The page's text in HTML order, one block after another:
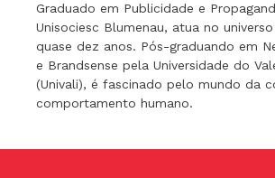
Graduado em Publicidade e
Unisociesc Blumenau, atua no
quase dez anos. Pós-graduando em
e Brandsense pela Universidade do
(Univali), é fascinado pelo mundo da
comportamento humano.